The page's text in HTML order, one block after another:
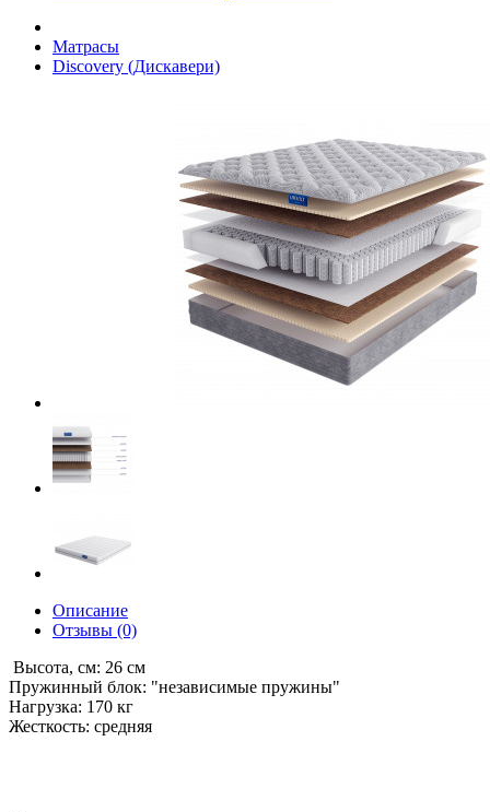
Матрасы
Discovery (Дискавери)
Описание
Отзывы (0)
Высота, см: 26 см
Пружинный блок: "независимые пружины"
Нагрузка: 170 кг
Жесткость: средняя